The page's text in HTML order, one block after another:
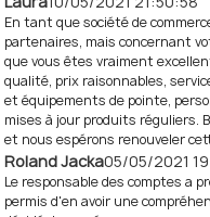
En tant que société de
partenaires, mais concernant
que vous êtes vraiment
qualité, prix raisonnables,
et équipements de pointe,
mises à jour produits réguliers.
et nous espérons renouveler
Roland Jacka05/05/2021
Le responsable des comptes a
permis d'en avoir une